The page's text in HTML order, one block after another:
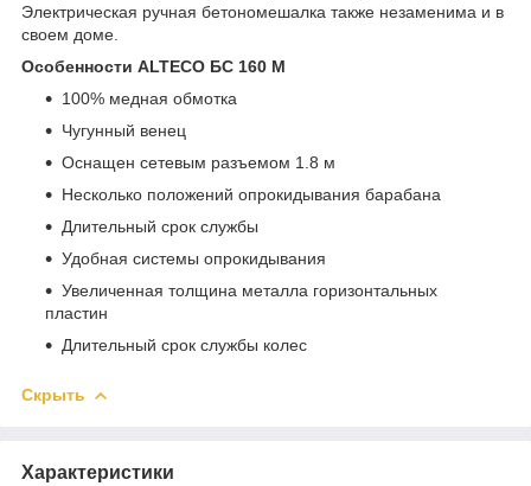
Электрическая ручная бетономешалка также незаменима и в
своем доме.
Особенности ALTECO БС 160 М
100% медная обмотка
Чугунный венец
Оснащен сетевым разъемом 1.8 м
Несколько положений опрокидывания барабана
Длительный срок службы
Удобная системы опрокидывания
Увеличенная толщина металла горизонтальных
пластин
Длительный срок службы колес
Скрыть
Характеристики